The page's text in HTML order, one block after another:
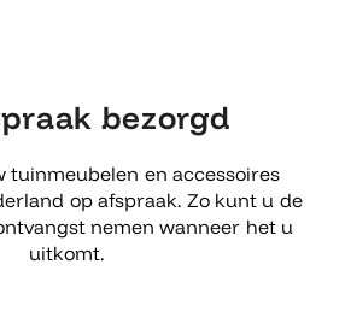
bezorgd
tuinmeubelen en accessoires
op afspraak. Zo kunt u de
nemen wanneer het u
uitkomt.